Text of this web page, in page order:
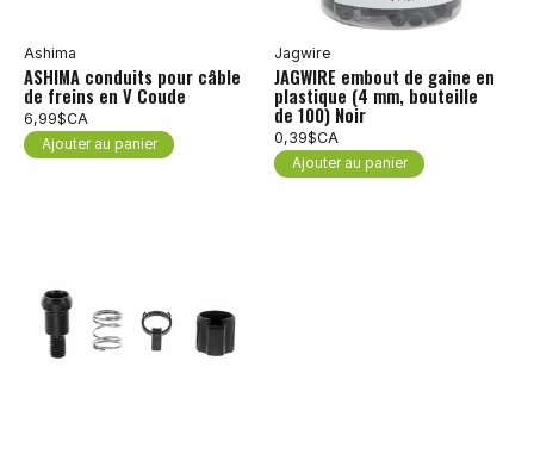
Ashima
ASHIMA conduits pour câble
de freins en V Coude
6,99$CA
Ajouter au panier
Jagwire
JAGWIRE embout de gaine en
plastique (4 mm, bouteille
de 100) Noir
0,39$CA
Ajouter au panier